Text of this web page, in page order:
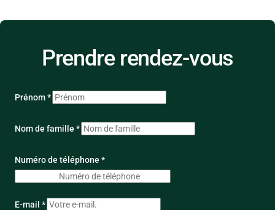
Prendre rendez-vous
Prénom *
Nom de famille *
Numéro de téléphone *
E-mail *